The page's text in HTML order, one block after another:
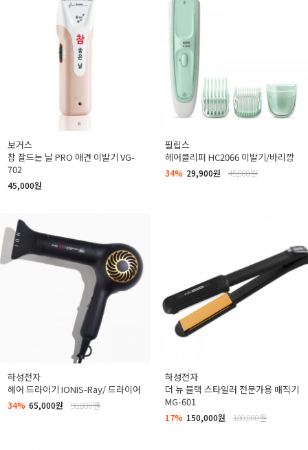
보거스
참 잘드는 날 PRO 애견 이발기 VG-
702
45,000원
필립스
헤어클리퍼 HC2066 이발기/바리깡
34% 29,900원 45,000원
하성전자
헤어 드라이기 IONIS-Ray/ 드라이어
34% 65,000원 98,000원
하성전자
더 뉴 블랙 스타일러 전문가용 매직기
MG-601
17% 150,000원 180,000원